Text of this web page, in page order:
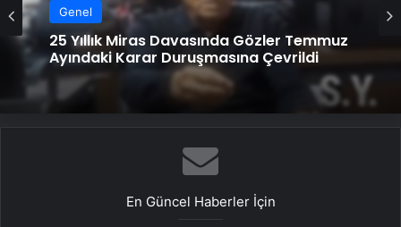
Genel
Ayındaki Karar Duruşmasına Çevrildi
Genel
Serjoy : Dijital Medya Ajansı, Google
Reklam Ajansı, SEO Ajansı ve Web
Tasarım Ajansı
En Güncel Haberler İçin